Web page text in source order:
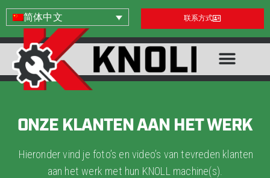
简体中文 联系方式
ONZE KLANTEN AAN HET WERK
Hieronder vind je foto’s en video’s van tevreden klanten
aan het werk met hun KNOLL machine(s).